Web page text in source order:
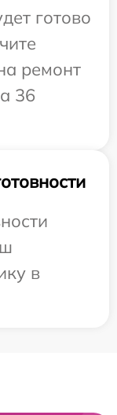
готово
ремонт
36
в